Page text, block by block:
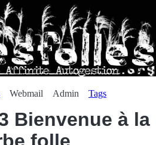
Webmail Admin Tags
Bienvenue à la